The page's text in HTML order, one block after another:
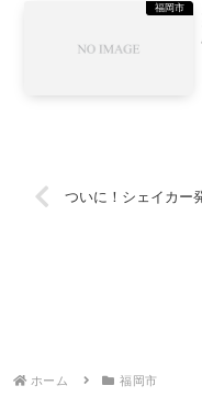
福岡市
ついに！シェイカー
ホーム 福岡市